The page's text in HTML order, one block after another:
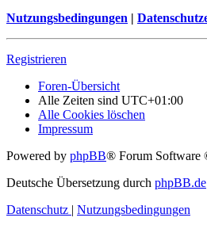
Nutzungsbedingungen |
Registrieren
Foren-Übersicht
Alle Zeiten sind UTC+01:00
Alle Cookies löschen
Impressum
Powered by phpBB® Forum Software
Deutsche Übersetzung durch phpBB.de
Datenschutz | Nutzungsbedingungen